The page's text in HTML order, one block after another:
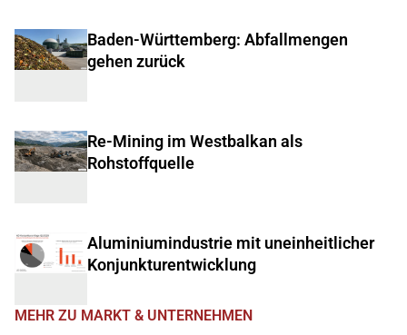
Baden-Württemberg: Abfallmengen
gehen zurück
Re-Mining im Westbalkan als
Rohstoffquelle
Aluminiumindustrie mit uneinheitlicher
Konjunkturentwicklung
MEHR ZU MARKT & UNTERNEHMEN